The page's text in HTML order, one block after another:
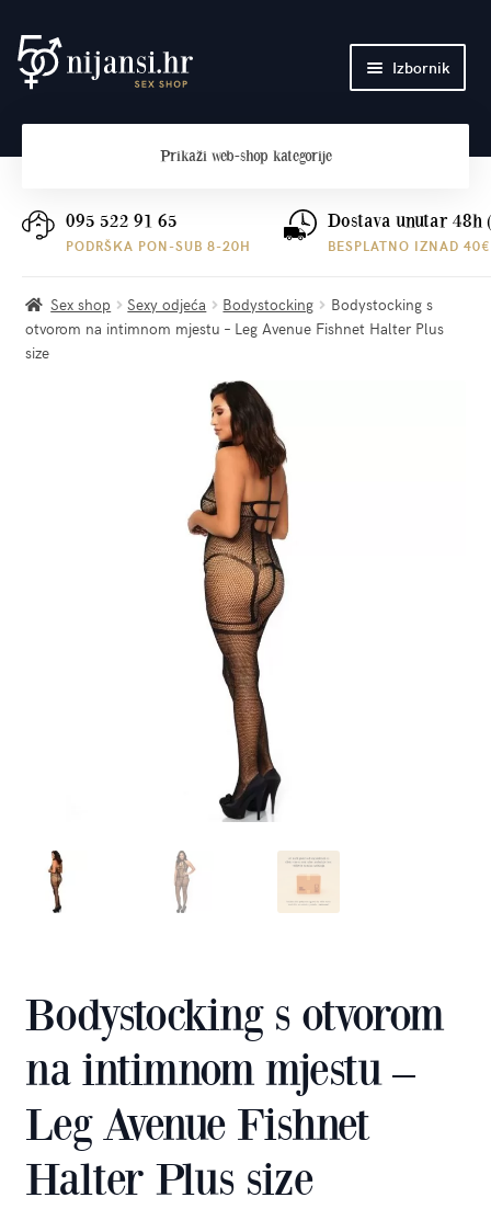
Preskoči
na
Skoči
do
Izbornik
Plaćanje i dostava
Prikaži web-shop kategorije
095 522 91 65
PODRŠKA PON-SUB 8-20H
Dostava unutar 48h
BESPLATNO IZNAD 40€
Sex shop Sexy odjeća Bodystocking
Bodystocking s
otvorom na intimnom mjestu – Leg Avenue Fishnet Halter Plus
size
Bodystocking s otvorom
na intimnom mjestu –
Leg Avenue Fishnet
Halter Plus size